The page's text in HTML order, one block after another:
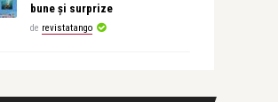
bune și surprize
de revistatango